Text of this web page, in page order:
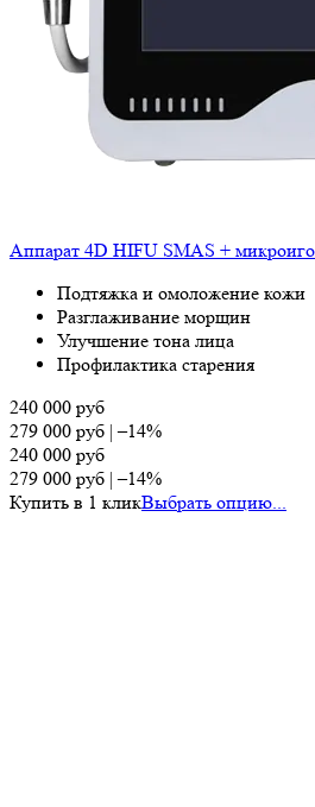
Аппарат 4D HIFU SMAS +
Подтяжка и омоложение кожи
Разглаживание морщин
Улучшение тона лица
Профилактика старения
240 000 руб
279 000 руб |–14%
240 000 руб
279 000 руб |–14%
Купить в 1 кликВыбрать опцию...